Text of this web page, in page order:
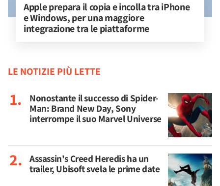
Apple prepara il copia e incolla tra iPhone
e Windows, per una maggiore
integrazione tra le piattaforme
LE NOTIZIE PIÙ LETTE
Nonostante il successo di Spider-
Man: Brand New Day, Sony
interrompe il suo Marvel Universe
Assassin's Creed Heredis ha un
trailer, Ubisoft svela le prime date